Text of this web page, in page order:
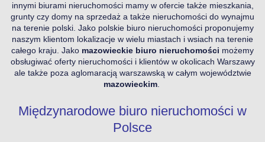
innymi biurami nieruchomości mamy w ofercie także mieszkania,
grunty czy domy na sprzedaż a także nieruchomości do wynajmu
na terenie polski. Jako polskie biuro nieruchomości proponujemy
naszym klientom lokalizacje w wielu miastach i wsiach na terenie
całego kraju. Jako mazowieckie biuro nieruchomości możemy
obsługiwać oferty nieruchomości i klientów w okolicach Warszawy
ale także poza aglomaracją warszawską w całym województwie
mazowieckim.
Międzynarodowe biuro nieruchomości w
Polsce